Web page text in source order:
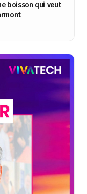
boisson qui veut